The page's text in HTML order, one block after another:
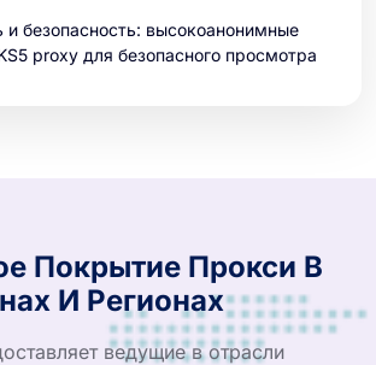
и безопасность: высокоанонимные
proxy для безопасного просмотра
Покрытие Прокси В
И Регионах
ведущие в отрасли